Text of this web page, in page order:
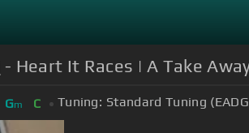
- Heart It Races | A Take
Gm C Tuning: Standard Tuning